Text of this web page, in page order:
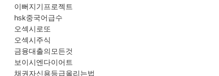
이뻐지기프로젝트
hsk중국어급수
오섹시로또
오섹시주식
금융대출의모든것
보이시엔다이어트
채권자신용등급올리는법